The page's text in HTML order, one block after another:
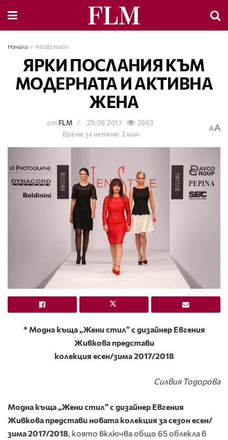
Начало Лайфстайл
ЯРКИ ПОСЛАНИЯ КЪМ
МОДЕРНАТА И АКТИВНА
ЖЕНА
от FLM 20.09.2017
2963
Време за четене: 2 мин.
AA
* Модна къща „Жени стил” с дизайнер Евгения
Живкова представи
колекция есен/зима 2017/2018
Силвия Тодорова
Модна къща „Жени стил” с дизайнер Евгения
Живкова представи новата колекция за сезон есен/
зима 2017/2018, която включва общо 65 облекла в